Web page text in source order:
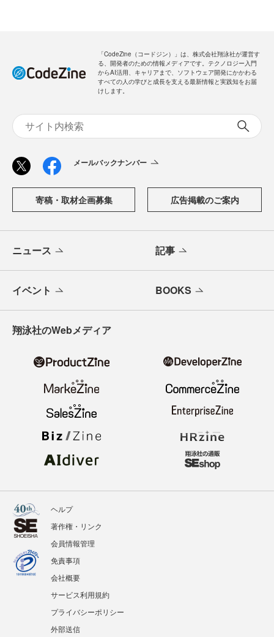
ログイン
からAI活用、キャリアまで、ソフトウェア開発にかかわる
すべての人の学びと成長を支える最新情報と実践知をお届
ニュース 記事
イベント BOOKS
ヘルプ